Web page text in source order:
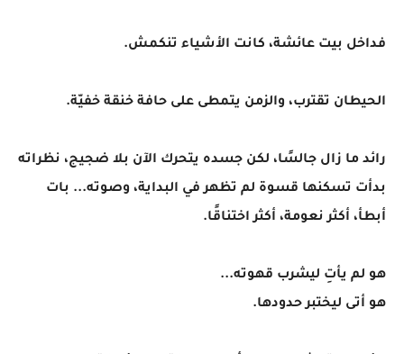
فداخل بيت عائشة، كانت الأشياء تنكمش.
الحيطان تقترب، والزمن يتمطى على حافة خنقة خفيّة.
رائد ما زال جالسًا، لكن جسده يتحرك الآن بلا ضجيج، نظراته
بدأت تسكنها قسوة لم تظهر في البداية، وصوته... بات
أبطأ، أكثر نعومة، أكثر اختناقًا.
هو لم يأتِ ليشرب قهوته...
هو أتى ليختبر حدودها.